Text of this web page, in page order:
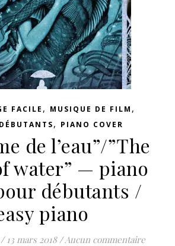
FACILE , MUSIQUE DE FILM ,
, PIANO COVER
de l’eau”/”The
water” — piano
débutants /
piano
/ 13 mars 2018 /Aucun commentaire